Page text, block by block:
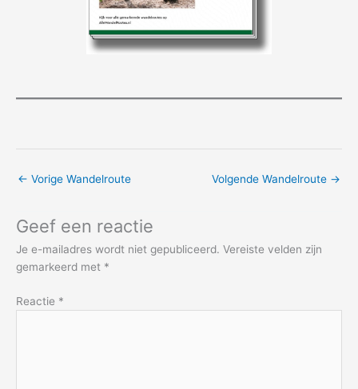
← Vorige Wandelroute Volgende Wandelroute →
Geef een reactie
Je e-mailadres wordt niet gepubliceerd. Vereiste velden zijn
gemarkeerd met *
Reactie *